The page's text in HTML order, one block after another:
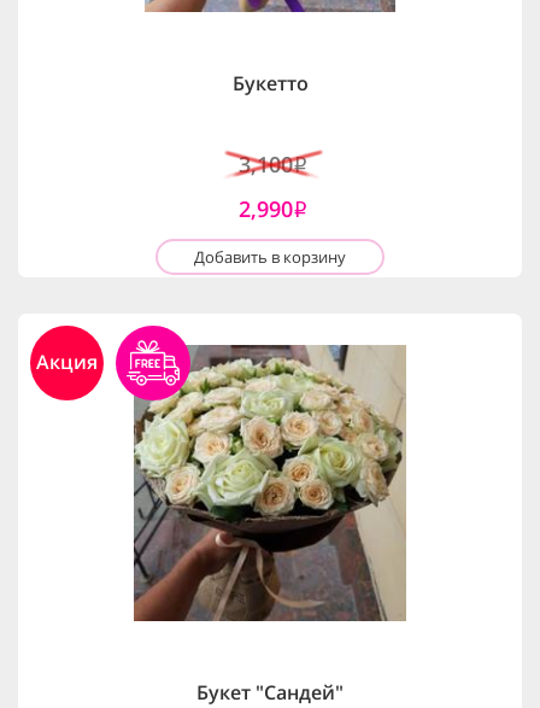
Букетто
3,100i
2,990i
Добавить в корзину
Акция
Букет "Сандей"